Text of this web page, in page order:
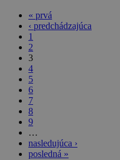
« prvá
‹ predchádzajúca
1
2
3
4
5
6
7
8
9
…
nasledujúca ›
posledná »